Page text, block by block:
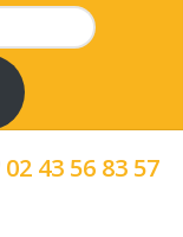
02 43 56 83 57